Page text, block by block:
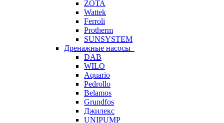
ZOTA
Wattek
Ferroli
Protherm
SUNSYSTEM
Дренажные насосы
DAB
WILO
Aquario
Pedrollo
Belamos
Grundfos
Джилекс
UNIPUMP